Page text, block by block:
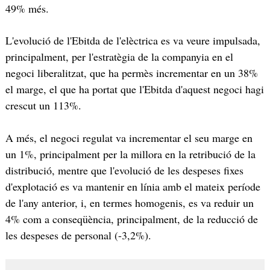
49% més.
L'evolució de l'Ebitda de l'elèctrica es va veure impulsada,
principalment, per l'estratègia de la companyia en el
negoci liberalitzat, que ha permès incrementar en un 38%
el marge, el que ha portat que l'Ebitda d'aquest negoci hagi
crescut un 113%.
A més, el negoci regulat va incrementar el seu marge en
un 1%, principalment per la millora en la retribució de la
distribució, mentre que l'evolució de les despeses fixes
d'explotació es va mantenir en línia amb el mateix període
de l'any anterior, i, en termes homogenis, es va reduir un
4% com a conseqüència, principalment, de la reducció de
les despeses de personal (-3,2%).